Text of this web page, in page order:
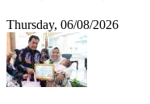
Thursday, 06/08/2026